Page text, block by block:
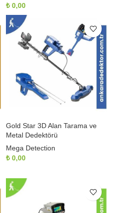
₺ 0,00
Gold Star 3D Alan Tarama ve
Metal Dedektörü
Mega Detection
₺ 0,00